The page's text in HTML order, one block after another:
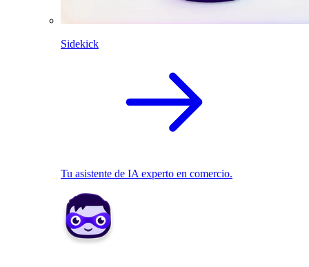
Sidekick
Tu asistente de IA experto en comercio.